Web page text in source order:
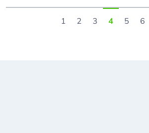
1 2 3 4 5 6